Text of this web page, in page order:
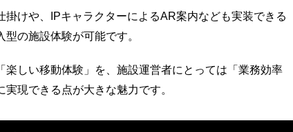
けや、IPキャラクターによるAR案内なども実装できる
の施設体験が可能です。
しい移動体験」を、施設運営者にとっては「業務効率
現できる点が大きな魅力です。